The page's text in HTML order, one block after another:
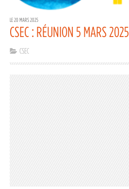
LE 20 MARS 2025
CSEC : RÉUNION 5 MARS 2025
CSEC